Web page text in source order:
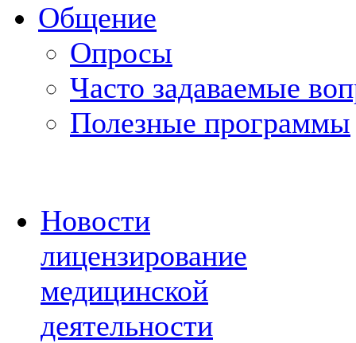
Общение
Опросы
Часто задаваемые
Полезные программы
Новости
лицензирование
медицинской
деятельности